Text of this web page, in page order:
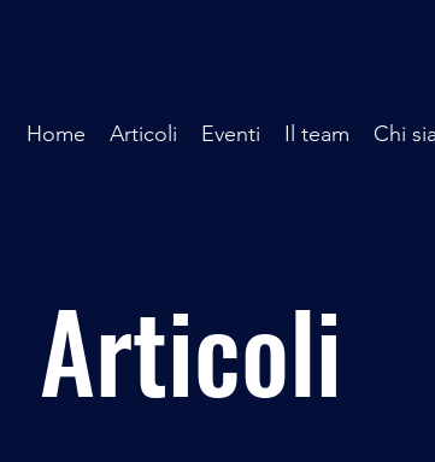
Home Articoli Eventi Il team Chi
Articoli